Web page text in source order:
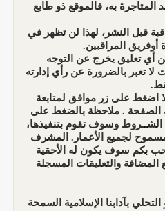
المتاجرة به، فالموقع ذو طابع
قبل النشر، لهذا لن تظهر في
أوفريق المراقبين.
أي تعليق يخرج عن التوجه
لا تعبر بالضرورة عن رأي إدارته
اضغط على زر موافق لمتابعة
الصفحة . ملاحظة بالضغط على
الشــروط وسوف تقوم بتنفيذها،
لجميع الأعمار. المشرف
بكم سوف يكون له الأحقية
والتعليقات المسجلة
بآدابنا الإسلامية السمحة